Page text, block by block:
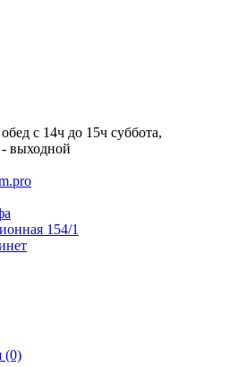
с 14ч до 15ч суббота,
- выходной
154/1
(0)